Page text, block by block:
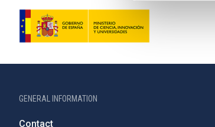
GENERAL INFORMATION
Contact